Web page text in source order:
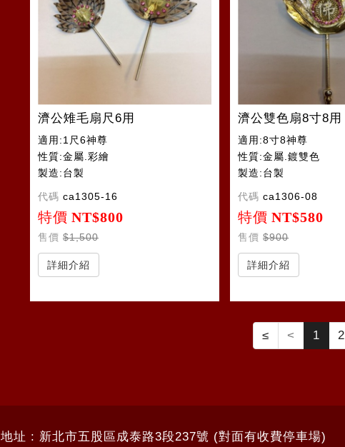
濟公雉毛扇尺6用
適用:1尺6神尊
性質:金屬.彩繪
製造:台製
代碼 ca1305-16
特價 NT$800
售價 $1,500
詳細介紹
濟公雙色扇8寸8用
適用:8寸8神尊
性質:金屬.鍍雙色
製造:台製
代碼 ca1306-08
特價 NT$580
售價 $900
詳細介紹
≤ < 1 2
地址 : 新北市五股區成泰路3段237號 (對面有收費停車場)